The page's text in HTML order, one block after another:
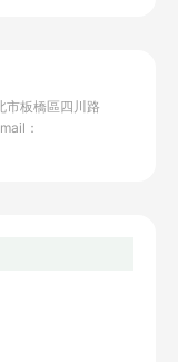
市板橋區四川路
：